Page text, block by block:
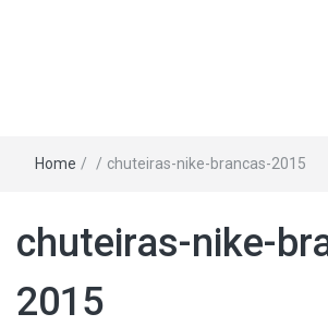
Home / / chuteiras-nike-brancas-2015
chuteiras-nike-
2015